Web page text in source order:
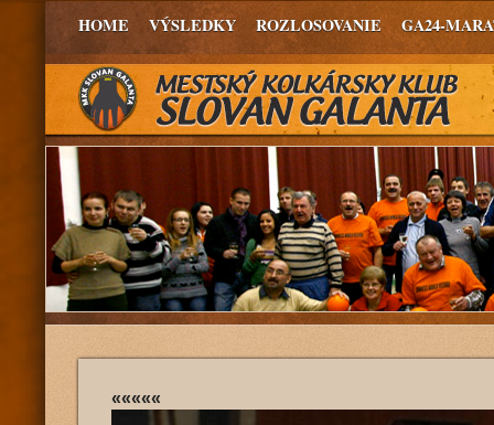
HOME VÝSLEDKY ROZLOSOVANIE GA24-
«««««